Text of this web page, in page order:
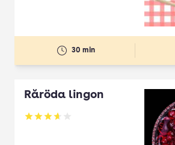
30 min
Råröda lingon
Betyg: 3.67 av 5